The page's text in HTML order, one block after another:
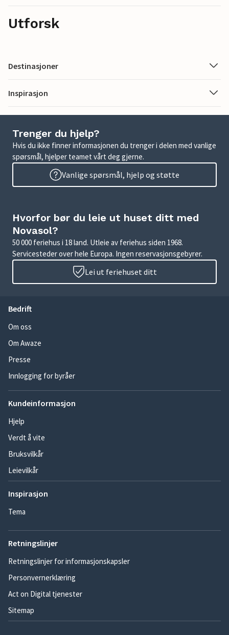
Utforsk
Destinasjoner
Inspirasjon
Trenger du hjelp?
Hvis du ikke finner informasjonen du trenger i delen med vanlige
spørsmål, hjelper teamet vårt deg gjerne.
Vanlige spørsmål, hjelp og støtte
Hvorfor bør du leie ut huset ditt med
Novasol?
50 000 feriehus i 18 land. Utleie av feriehus siden 1968.
Servicesteder over hele Europa. Ingen reservasjonsgebyrer.
Lei ut feriehuset ditt
Bedrift
Om oss
Om Awaze
Presse
Innlogging for byråer
Kundeinformasjon
Hjelp
Verdt å vite
Bruksvilkår
Leievilkår
Inspirasjon
Tema
Retningslinjer
Retningslinjer for informasjonskapsler
Personvernerklæring
Act on Digital tjenester
Sitemap